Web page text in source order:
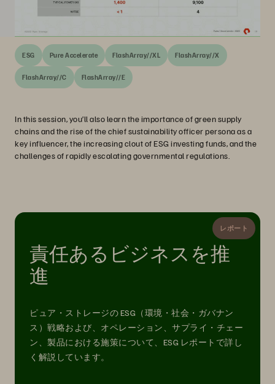
ESG Pure Accelerate FlashArray//XL FlashArray//X
FlashArray//C FlashArray//E
In this session, you’ll also learn the importance of green supply
chains and the rise of the chief sustainability officer persona as a
key influencer, the increasing clout of ESG investing funds, and the
challenges of rapidly escalating governmental regulations.
レポート
責任あるビジネスを推
進
ピュア・ストレージの ESG（環境・社会・ガバナン
ス）戦略および、オペレーション、サプライ・チェー
ン、製品における施策について、ESG レポートで詳し
く解説しています。